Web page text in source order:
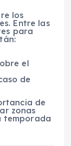
los
Entre las
para
el
de
de
zonas
temporada